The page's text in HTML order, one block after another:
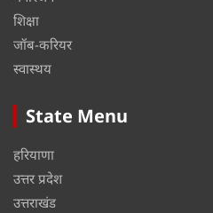
शिक्षा
जॉब-करियर
स्वास्थय
State Menu
हरियाणा
उत्तर प्रदेश
उत्तराखंड